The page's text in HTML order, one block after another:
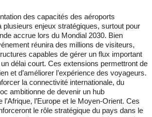
des capacités des aéroports
plusieurs enjeux stratégiques, surtout pour
accrue lors du Mondial 2030. Bien
réunira des millions de visiteurs,
capables de gérer un flux important
délai court. Ces extensions permettront de
et d’améliorer l’expérience des voyageurs.
la connectivité internationale, du
ambitionne de devenir un hub
l’Afrique, l’Europe et le Moyen-Orient. Ces
le rôle stratégique du pays dans le